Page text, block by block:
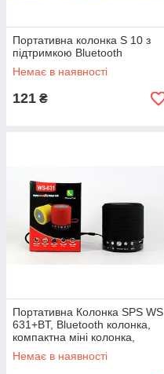
Портативна колонка S 10 з
підтримкою Bluetooth
Немає в наявності
121 ₴
Портативна Колонка SPS WS
631+BT, Bluetooth колонка,
компактна міні колонка,
акустична система
Немає в наявності